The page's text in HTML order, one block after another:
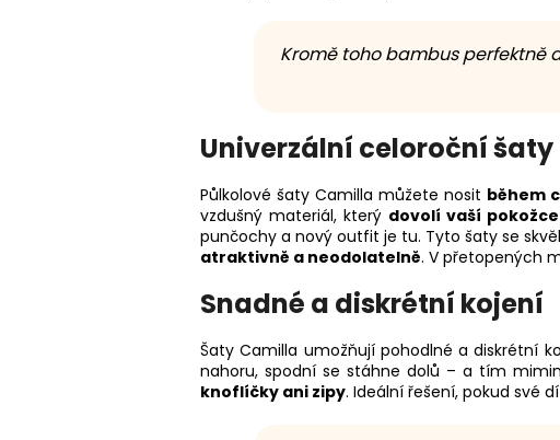
Kromě toho bambus perfektně
Univerzální celoroční šaty
Půlkolové šaty Camilla můžete nosit během
vzdušný materiál, který dovolí vaší
punčochy a nový outfit je tu. Tyto šaty se
atraktivně a neodolatelně. V přetopených
Snadné a diskrétní kojení
Šaty Camilla umožňují pohodlné a diskrétní
nahoru, spodní se stáhne dolů – a tím
knoflíčky ani zipy. Ideální řešení, pokud své